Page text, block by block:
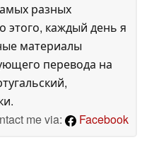
разных
этого, каждый день я
материалы
перевода на
me via:
Facebook